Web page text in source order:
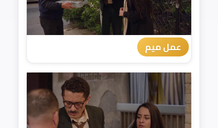
عمل ميم